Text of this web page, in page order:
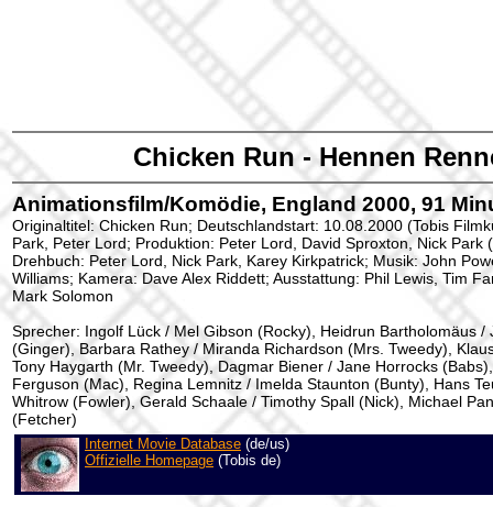
Chicken Run - Hennen
Animationsfilm/Komödie, England 2000, 91
Originaltitel: Chicken Run; Deutschlandstart: 10.08.2000 (Tobis
Park, Peter Lord; Produktion: Peter Lord, David Sproxton, Nick Park
Drehbuch: Peter Lord, Nick Park, Karey Kirkpatrick; Musik: John
Williams; Kamera: Dave Alex Riddett; Ausstattung: Phil Lewis, Tim
Mark Solomon
Sprecher: Ingolf Lück / Mel Gibson (Rocky), Heidrun Bartholomäus /
(Ginger), Barbara Rathey / Miranda Richardson (Mrs. Tweedy),
Tony Haygarth (Mr. Tweedy), Dagmar Biener / Jane Horrocks
Ferguson (Mac), Regina Lemnitz / Imelda Staunton (Bunty), Hans
Whitrow (Fowler), Gerald Schaale / Timothy Spall (Nick), Michael
(Fetcher)
Internet Movie Database (de/us)
Offizielle Homepage (Tobis de)